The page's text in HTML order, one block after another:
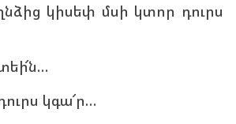
կիսեփ մսի կտոր դուրս
կգա՜ր…